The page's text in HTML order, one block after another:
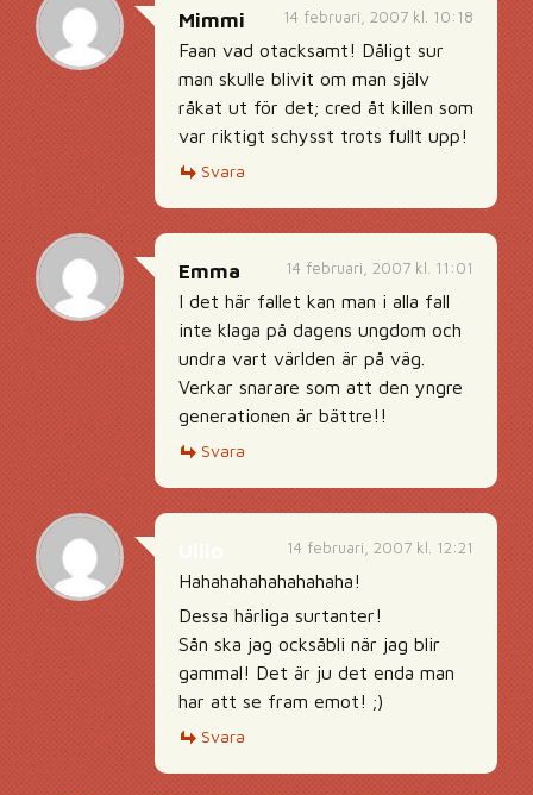
14 februari, 2007 kl. 10:18
Mimmi
Faan vad otacksamt! Dåligt sur
man skulle blivit om man själv
råkat ut för det; cred åt killen som
var riktigt schysst trots fullt upp!
Svara
14 februari, 2007 kl. 11:01
Emma
I det här fallet kan man i alla fall
inte klaga på dagens ungdom och
undra vart världen är på väg.
Verkar snarare som att den yngre
generationen är bättre!!
Svara
14 februari, 2007 kl. 12:21
Hahahahahahahahaha!
Dessa härliga surtanter!
Sån ska jag ocksåbli när jag blir
gammal! Det är ju det enda man
har att se fram emot! ;)
Svara